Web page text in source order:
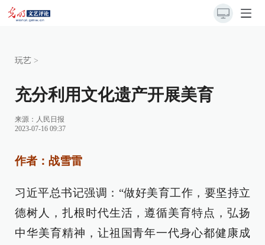
玩艺 >
充分利用文化遗产开展美育
来源： 人民日报
2023-07-16 09:37
作者：战雪雷
习近平总书记强调：“做好美育工作，要坚持立
德树人，扎根时代生活，遵循美育特点，弘扬
中华美育精神，让祖国青年一代身心都健康成